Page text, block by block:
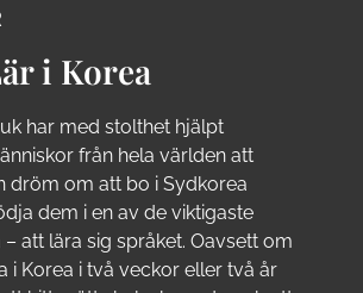
i Korea
har med stolthet hjälpt
från hela världen att
dröm om att bo i Sydkorea
dem i en av de viktigaste
att lära sig språket. Oavsett om
i Korea i två veckor eller två år